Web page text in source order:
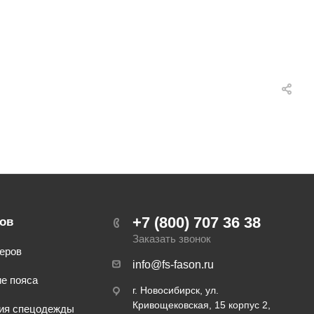
пояса
спецодежды
+7 (800) 707 36 38
Заказать звонок
info@fs-fason.ru
г. Новосибирск, ул.
Кривощековская, 15 корпус 2,